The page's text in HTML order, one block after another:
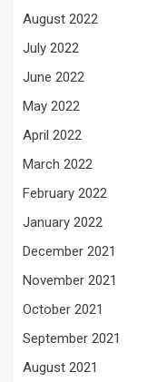
August 2022
July 2022
June 2022
May 2022
April 2022
March 2022
February 2022
January 2022
December 2021
November 2021
October 2021
September 2021
August 2021